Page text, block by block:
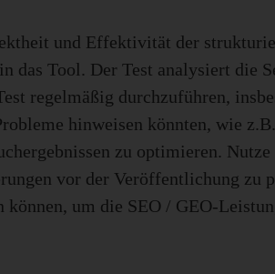
und Effektivität der
das Tool. Der Test analysiert die
regelmäßig durchzuführen,
hinweisen könnten, wie
zu optimieren.
vor der Veröffentlichung zu
um die SEO / GEO-